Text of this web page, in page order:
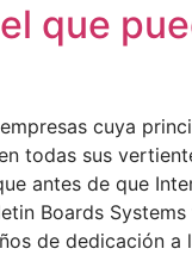
que
cuya
todas sus
antes de que
Boards
de dedicación